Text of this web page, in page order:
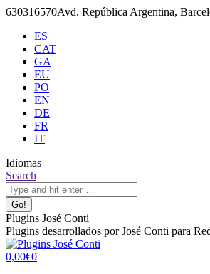
Skip
content
630316570Avd. República Argentina,
ES
CAT
GA
EU
PO
EN
DE
FR
IT
Idiomas
X
page
opens
in
new
window
Github
page
opens
in
new
window
Search:
Search
Plugins José Conti
Plugins desarrollados por José Conti para
0,00€0